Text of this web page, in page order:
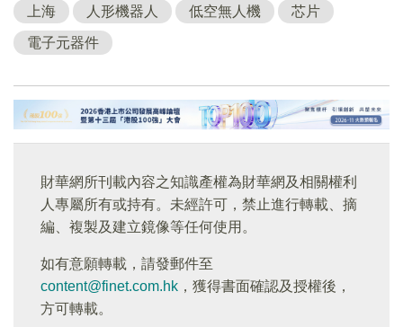
上海 人形機器人 低空無人機 芯片
電子元器件
財華網所刊載內容之知識產權為財華網及相關權利
人專屬所有或持有。未經許可，禁止進行轉載、摘
編、複製及建立鏡像等任何使用。
如有意願轉載，請發郵件至
content@finet.com.hk ，獲得書面確認及授權後，
方可轉載。